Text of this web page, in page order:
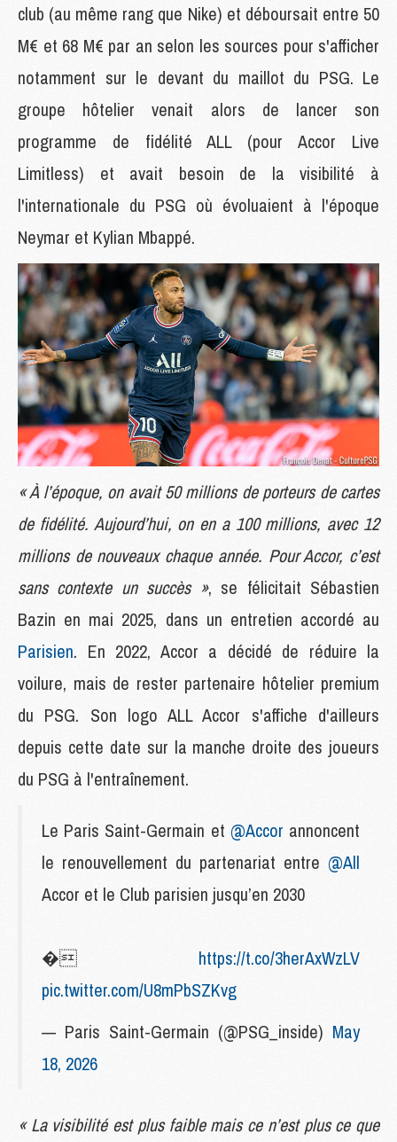
club (au même rang que Nike) et déboursait entre 50
M€ et 68 M€ par an selon les sources pour s'afficher
notamment sur le devant du maillot du PSG. Le
groupe hôtelier venait alors de lancer son
programme de fidélité ALL (pour Accor Live
Limitless) et avait besoin de la visibilité à
l'internationale du PSG où évoluaient à l'époque
Neymar et Kylian Mbappé.
« À l’époque, on avait 50 millions de porteurs de cartes
de fidélité. Aujourd’hui, on en a 100 millions, avec 12
millions de nouveaux chaque année. Pour Accor, c’est
sans contexte un succès », se félicitait Sébastien
Bazin en mai 2025, dans un entretien accordé au
Parisien. En 2022, Accor a décidé de réduire la
voilure, mais de rester partenaire hôtelier premium
du PSG. Son logo ALL Accor s'affiche d'ailleurs
depuis cette date sur la manche droite des joueurs
du PSG à l'entraînement.
Le Paris Saint-Germain et @Accor annoncent
le renouvellement du partenariat entre @All
Accor et le Club parisien jusqu’en 2030
� https://t.co/3herAxWzLV
pic.twitter.com/U8mPbSZKvg
— Paris Saint-Germain (@PSG_inside) May
18, 2026
« La visibilité est plus faible mais ce n’est plus ce que